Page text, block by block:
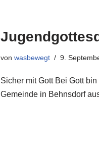
vonwasbewegt 9.
Sicher mit Gott Bei Gott
Gemeinde in Behnsdorf